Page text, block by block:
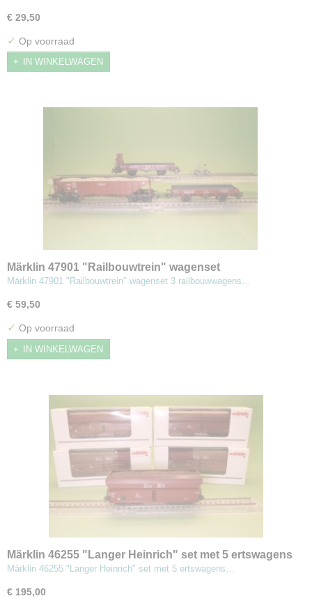
€ 29,50
✓ Op voorraad
IN WINKELWAGEN
Märklin 47901 "Railbouwtrein" wagenset
Märklin 47901 "Railbouwtrein" wagenset 3 railbouwwagens…
€ 59,50
✓ Op voorraad
IN WINKELWAGEN
Märklin 46255 "Langer Heinrich" set met 5 ertswagens
Märklin 46255 "Langer Heinrich" set met 5 ertswagens…
€ 195,00